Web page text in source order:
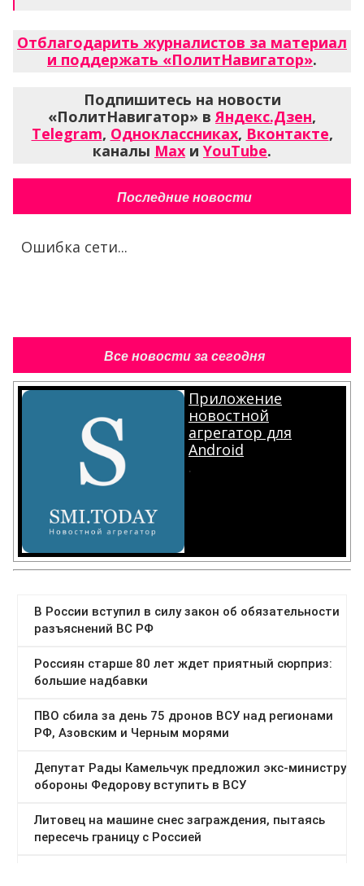
Отблагодарить журналистов за материал
и поддержать «ПолитНавигатор».
Подпишитесь на новости
«ПолитНавигатор» вЯндекс.Дзен,
Telegram, Одноклассниках, Вконтакте,
каналы Max и YouTube.
Последние новости
Ошибка сети...
Все новости за сегодня
Приложение
новостной
агрегатор для
Android
.